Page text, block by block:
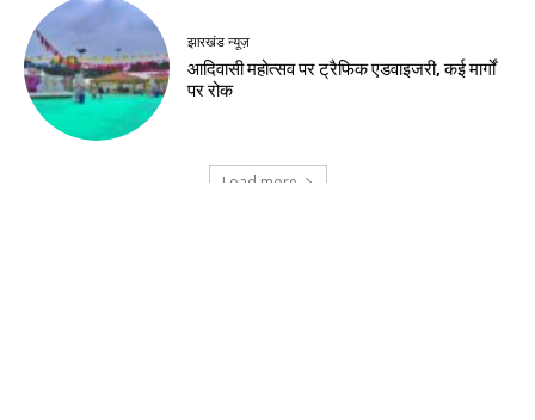
एसआईआर के विशेष शिविरों का उपायुक्त ने किया
निरीक्षण